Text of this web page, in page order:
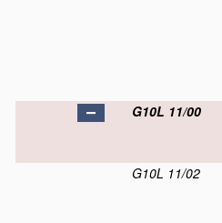
G10L 11/00
G10L 11/02